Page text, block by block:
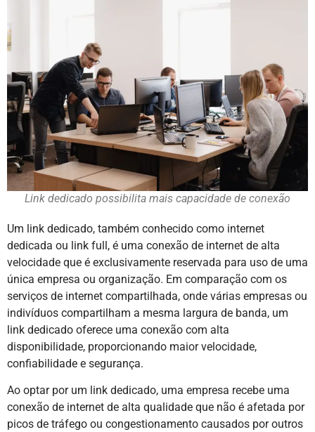
Link dedicado possibilita mais capacidade de conexão
Um link dedicado, também conhecido como internet
dedicada ou link full, é uma conexão de internet de alta
velocidade que é exclusivamente reservada para uso de uma
única empresa ou organização. Em comparação com os
serviços de internet compartilhada, onde várias empresas ou
indivíduos compartilham a mesma largura de banda, um
link dedicado oferece uma conexão com alta
disponibilidade, proporcionando maior velocidade,
confiabilidade e segurança.
Ao optar por um link dedicado, uma empresa recebe uma
conexão de internet de alta qualidade que não é afetada por
picos de tráfego ou congestionamento causados ​​por outros